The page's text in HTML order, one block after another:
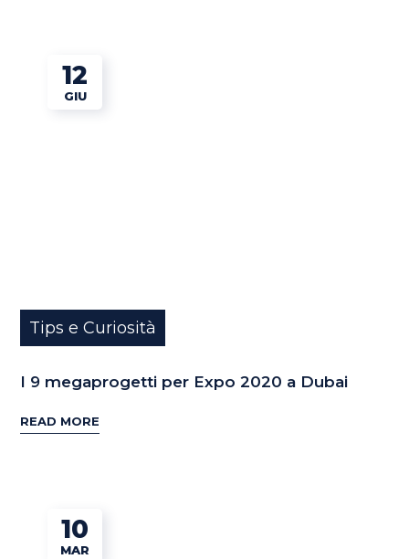
12
GIU
Tips e Curiosità
I 9 megaprogetti per Expo 2020 a Dubai
READ MORE
10
MAR